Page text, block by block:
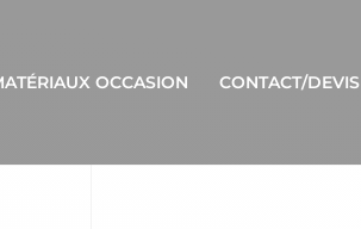
OCCASION CONTACT/DEVIS